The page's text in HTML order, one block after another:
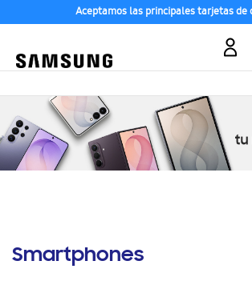
Aceptamos las principales tarjetas de
Smartphones